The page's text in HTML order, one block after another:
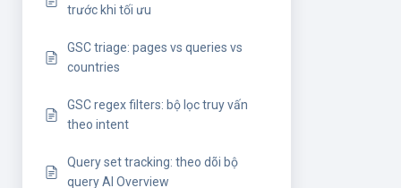
trước khi tối ưu
GSC triage: pages vs queries vs
countries
GSC regex filters: bộ lọc truy vấn
theo intent
Query set tracking: theo dõi bộ
query AI Overview